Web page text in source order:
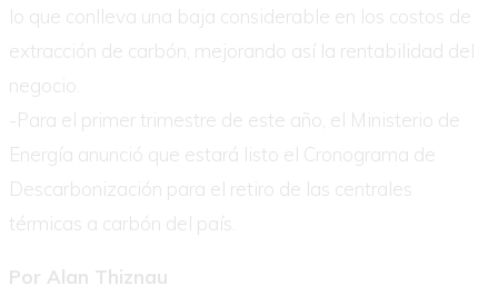
lo que conlleva una baja considerable en los costos de
extracción de carbón, mejorando así la rentabilidad del
negocio.
-Para el primer trimestre de este año, el Ministerio de
Energía anunció que estará listo el Cronograma de
Descarbonización para el retiro de las centrales
térmicas a carbón del país.
Por Alan Thiznau